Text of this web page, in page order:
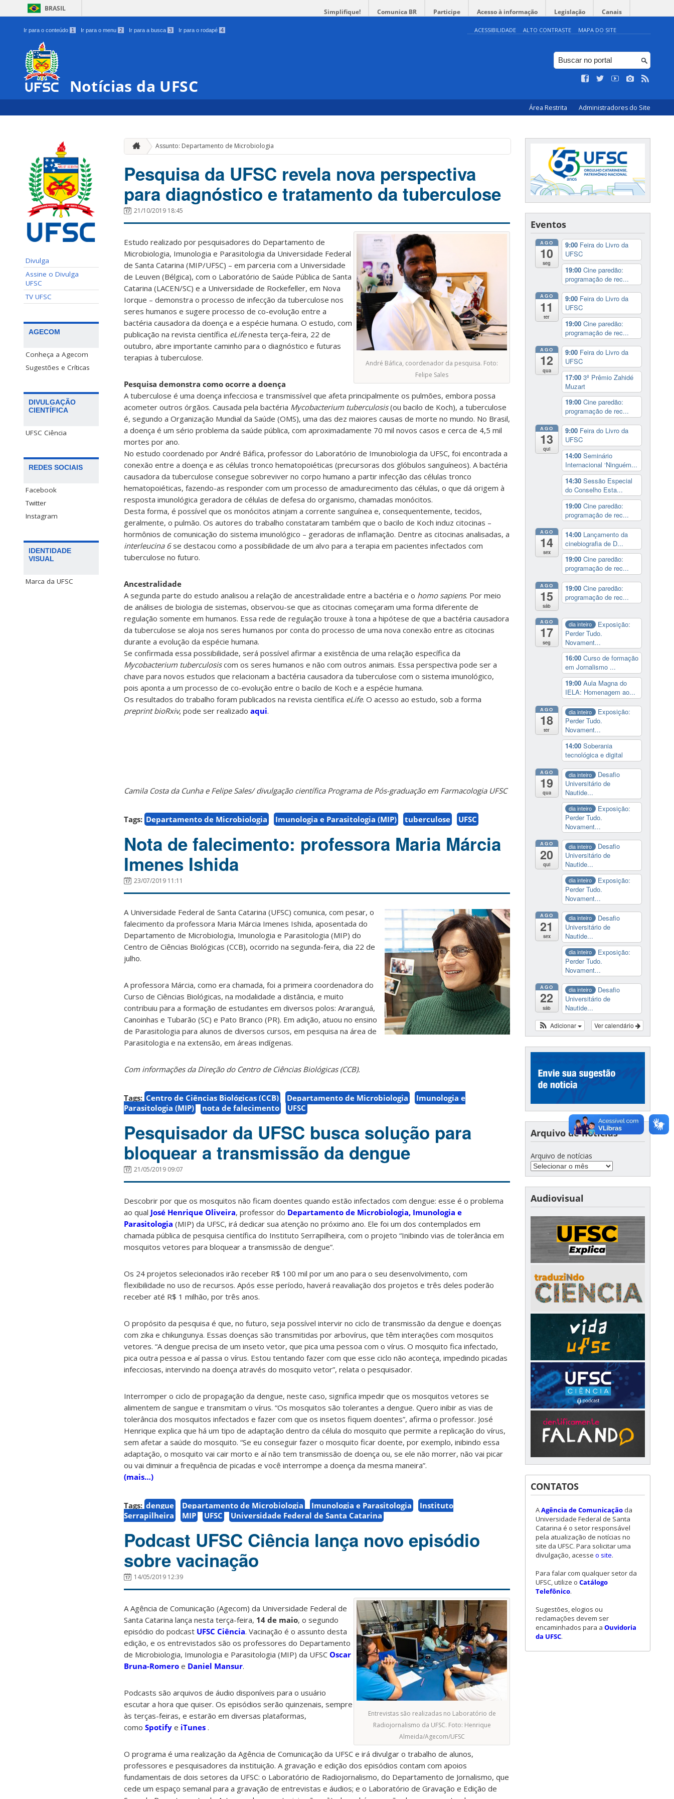
BRASIL Simplifique! Comunica BR Participe Acesso à informação Legislação Canais
Ir para o conteúdo 1 Ir para o menu 2 Ir para a busca 3 Ir para o rodapé 4 ACESSIBILIDADE ALTO CONTRASTE MAPA DO SITE
Notícias da UFSC
Área Restrita Administradores do Site
Divulga
Assine o Divulga
UFSC
TV UFSC
AGECOM
Conheça a Agecom
Sugestões e Críticas
DIVULGAÇÃO
CIENTÍFICA
UFSC Ciência
REDES SOCIAIS
Facebook
Twitter
Instagram
IDENTIDADE
VISUAL
Marca da UFSC
Assunto: Departamento de Microbiologia
Pesquisa da UFSC revela nova perspectiva
para diagnóstico e tratamento da tuberculose
21/10/2019 18:45
André Báfica, coordenador da pesquisa. Foto:
Felipe Sales
Estudo realizado por pesquisadores do Departamento de
Microbiologia, Imunologia e Parasitologia da Universidade Federal
de Santa Catarina (MIP/UFSC) – em parceria com a Universidade
de Leuven (Bélgica), com o Laboratório de Saúde Pública de Santa
Catarina (LACEN/SC) e a Universidade de Rockefeller, em Nova
Iorque – demonstra o processo de infecção da tuberculose nos
seres humanos e sugere processo de co-evolução entre a
bactéria causadora da doença e a espécie humana. O estudo, com
publicação na revista científica eLifenesta terça-feira, 22 de
outubro, abre importante caminho para o diagnóstico e futuras
terapias à tuberculose.
Pesquisa demonstra como ocorre a doença
A tuberculose é uma doença infecciosa e transmissível que afeta principalmente os pulmões, embora possa
acometer outros órgãos. Causada pela bactéria Mycobacterium tuberculosis(ou bacilo de Koch), a tuberculose
é, segundo a Organização Mundial da Saúde (OMS), uma das dez maiores causas de morte no mundo. No Brasil,
a doença é um sério problema da saúde pública, com aproximadamente 70 mil novos casos e cerca de 4,5 mil
mortes por ano.
No estudo coordenado por André Báfica, professor do Laboratório de Imunobiologia da UFSC, foi encontrada a
conexão entre a doença e as células tronco hematopoiéticas (precursoras dos glóbulos sanguíneos). A bactéria
causadora da tuberculose consegue sobreviver no corpo humano a partir infecção das células tronco
hematopoiéticas, fazendo-as responder com um processo de amadurecimento das células, o que dá origem à
resposta imunológica geradora de células de defesa do organismo, chamadas monócitos.
Desta forma, é possível que os monócitos atinjam a corrente sanguínea e, consequentemente, tecidos,
geralmente, o pulmão. Os autores do trabalho constataram também que o bacilo de Koch induz citocinas –
hormônios de comunicação do sistema imunológico – geradoras de inflamação. Dentre as citocinas analisadas, a
interleucina 6se destacou como a possibilidade de um alvo para a terapia em pacientes infectados com
tuberculose no futuro.
Ancestralidade
A segunda parte do estudo analisou a relação de ancestralidade entre a bactéria e o homo sapiens. Por meio
de análises de biologia de sistemas, observou-se que as citocinas começaram uma forma diferente de
regulação somente em humanos. Essa rede de regulação trouxe à tona a hipótese de que a bactéria causadora
da tuberculose se aloja nos seres humanos por conta do processo de uma nova conexão entre as citocinas
durante a evolução da espécie humana.
Se confirmada essa possibilidade, será possível afirmar a existência de uma relação específica da
Mycobacterium tuberculosiscom os seres humanos e não com outros animais. Essa perspectiva pode ser a
chave para novos estudos que relacionam a bactéria causadora da tuberculose com o sistema imunológico,
pois aponta a um processo de co-evolução entre o bacilo de Koch e a espécie humana.
Os resultados do trabalho foram publicados na revista científica eLife. O acesso ao estudo, sob a forma
preprint bioRxiv, pode ser realizado aqui.
Camila Costa da Cunha e Felipe Sales/ divulgação científica Programa de Pós-graduação em Farmacologia UFSC
Tags: Departamento de Microbiologia Imunologia e Parasitologia (MIP) tuberculose UFSC
Nota de falecimento: professora Maria Márcia
Imenes Ishida
23/07/2019 11:11
A Universidade Federal de Santa Catarina (UFSC) comunica, com pesar, o
falecimento da professora Maria Márcia Imenes Ishida, aposentada do
Departamento de Microbiologia, Imunologia e Parasitologia (MIP) do
Centro de Ciências Biológicas (CCB), ocorrido na segunda-feira, dia 22 de
julho.
A professora Márcia, como era chamada, foi a primeira coordenadora do
Curso de Ciências Biológicas, na modalidade a distância, e muito
contribuiu para a formação de estudantes em diversos polos: Araranguá,
Canoinhas e Tubarão (SC) e Pato Branco (PR). Em adição, atuou no ensino
de Parasitologia para alunos de diversos cursos, em pesquisa na área de
Parasitologia e na extensão, em áreas indígenas.
Com informações da Direção do Centro de Ciências Biológicas (CCB).
Tags: Centro de Ciências Biológicas (CCB) Departamento de Microbiologia
Imunologia e
Parasitologia (MIP)
nota de falecimento UFSC
Pesquisador da UFSC busca solução para
bloquear a transmissão da dengue
21/05/2019 09:07
Descobrir por que os mosquitos não ficam doentes quando estão infectados com dengue: esse é o problema
ao qual José Henrique Oliveira, professor do Departamento de Microbiologia, Imunologia e
Parasitologia (MIP) da UFSC, irá dedicar sua atenção no próximo ano. Ele foi um dos contemplados em
chamada pública de pesquisa científica do Instituto Serrapilheira, com o projeto “Inibindo vias de tolerância em
mosquitos vetores para bloquear a transmissão de dengue”.
Os 24 projetos selecionados irão receber R$ 100 mil por um ano para o seu desenvolvimento, com
flexibilidade no uso de recursos. Após esse período, haverá reavaliação dos projetos e três deles poderão
receber até R$ 1 milhão, por três anos.
O propósito da pesquisa é que, no futuro, seja possível intervir no ciclo de transmissão da dengue e doenças
com zika e chikungunya. Essas doenças são transmitidas por arbovírus, que têm interações com mosquitos
vetores. “A dengue precisa de um inseto vetor, que pica uma pessoa com o vírus. O mosquito fica infectado,
pica outra pessoa e aí passa o vírus. Estou tentando fazer com que esse ciclo não aconteça, impedindo picadas
infecciosas, intervindo na doença através do mosquito vetor”, relata o pesquisador.
Interromper o ciclo de propagação da dengue, neste caso, significa impedir que os mosquitos vetores se
alimentem de sangue e transmitam o vírus. “Os mosquitos são tolerantes a dengue. Quero inibir as vias de
tolerância dos mosquitos infectados e fazer com que os insetos fiquem doentes”, afirma o professor. José
Henrique explica que há um tipo de adaptação dentro da célula do mosquito que permite a replicação do vírus,
sem afetar a saúde do mosquito. “Se eu conseguir fazer o mosquito ficar doente, por exemplo, inibindo essa
adaptação, o mosquito vai cair morto e aí não tem transmissão de doença ou, se ele não morrer, não vai picar
ou vai diminuir a frequência de picadas e você interrompe a doença da mesma maneira”.
(mais…)
Tags: dengue Departamento de Microbiologia Imunologia e Parasitologia
Instituto
Serrapilheira
MIP UFSC Universidade Federal de Santa Catarina
Podcast UFSC Ciência lança novo episódio
sobre vacinação
14/05/2019 12:39
Entrevistas são realizadas no Laboratório de
Radiojornalismo da UFSC. Foto: Henrique
Almeida/Agecom/UFSC
A Agência de Comunicação (Agecom) da Universidade Federal de
Santa Catarina lança nesta terça-feira, 14 de maio, o segundo
episódio do podcast UFSC Ciência. Vacinação é o assunto desta
edição, e os entrevistados são os professores do Departamento
de Microbiologia, Imunologia e Parasitologia (MIP) da UFSC Oscar
Bruna-Romero e Daniel Mansur.
Podcasts são arquivos de áudio disponíveis para o usuário
escutar a hora que quiser. Os episódios serão quinzenais, sempre
às terças-feiras, e estarão em diversas plataformas,
como Spotify e iTunes .
O programa é uma realização da Agência de Comunicação da UFSC e irá divulgar o trabalho de alunos,
professores e pesquisadores da instituição. A gravação e edição dos episódios contam com apoios
fundamentais de dois setores da UFSC: o Laboratório de Radiojornalismo, do Departamento de Jornalismo, que
cede um espaço semanal para a gravação de entrevistas e áudios; e o Laboratório de Gravação e Edição de
Eventos
AGO
10
seg
9:00 Feira do Livro da
UFSC
19:00 Cine paredão:
programação de rec...
AGO
11
ter
9:00 Feira do Livro da
UFSC
19:00 Cine paredão:
programação de rec...
AGO
12
qua
9:00 Feira do Livro da
UFSC
17:00 3º Prêmio Zahidé
Muzart
19:00 Cine paredão:
programação de rec...
AGO
13
qui
9:00 Feira do Livro da
UFSC
14:00 Seminário
Internacional ‘Ninguém...
14:30 Sessão Especial
do Conselho Esta...
19:00 Cine paredão:
programação de rec...
AGO
14
sex
14:00 Lançamento da
cinebiografia de D...
19:00 Cine paredão:
programação de rec...
AGO
15
sáb
19:00 Cine paredão:
programação de rec...
AGO
17
seg
dia inteiro
Exposição:
Perder Tudo.
Novament...
16:00 Curso de formação
em Jornalismo ...
19:00 Aula Magna do
IELA: Homenagem ao...
AGO
18
ter
dia inteiro
Exposição:
Perder Tudo.
Novament...
14:00 Soberania
tecnológica e digital
AGO
19
qua
dia inteiro
Desafio
Universitário de
Nautide...
dia inteiro
Exposição:
Perder Tudo.
Novament...
AGO
20
qui
dia inteiro
Desafio
Universitário de
Nautide...
dia inteiro
Exposição:
Perder Tudo.
Novament...
AGO
21
sex
dia inteiro
Desafio
Universitário de
Nautide...
dia inteiro
Exposição:
Perder Tudo.
Novament...
AGO
22
sáb
dia inteiro
Desafio
Universitário de
Nautide...
Ver calendário
Adicionar
Arquivo de notícias
Arquivo de notícias
Audiovisual
CONTATOS
AAgência de Comunicação da
Universidade Federal de Santa
Catarina é o setor responsável
pela atualização de notícias no
site da UFSC. Para solicitar uma
divulgação, acesse o site.
Para falar com qualquer setor da
UFSC, utilize o Catálogo
Telefônico.
Sugestões, elogios ou
reclamações devem ser
encaminhados para a Ouvidoria
da UFSC.